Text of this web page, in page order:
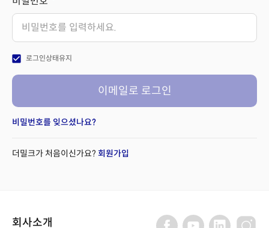
check_box 로그인상태유지
이메일로 로그인
비밀번호를 잊으셨나요?
더밀크가 처음이신가요? 회원가입
회사소개